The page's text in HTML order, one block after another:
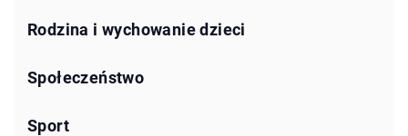
Rodzina i wychowanie dzieci
Społeczeństwo
Sport